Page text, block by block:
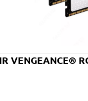
VENGEANCE®